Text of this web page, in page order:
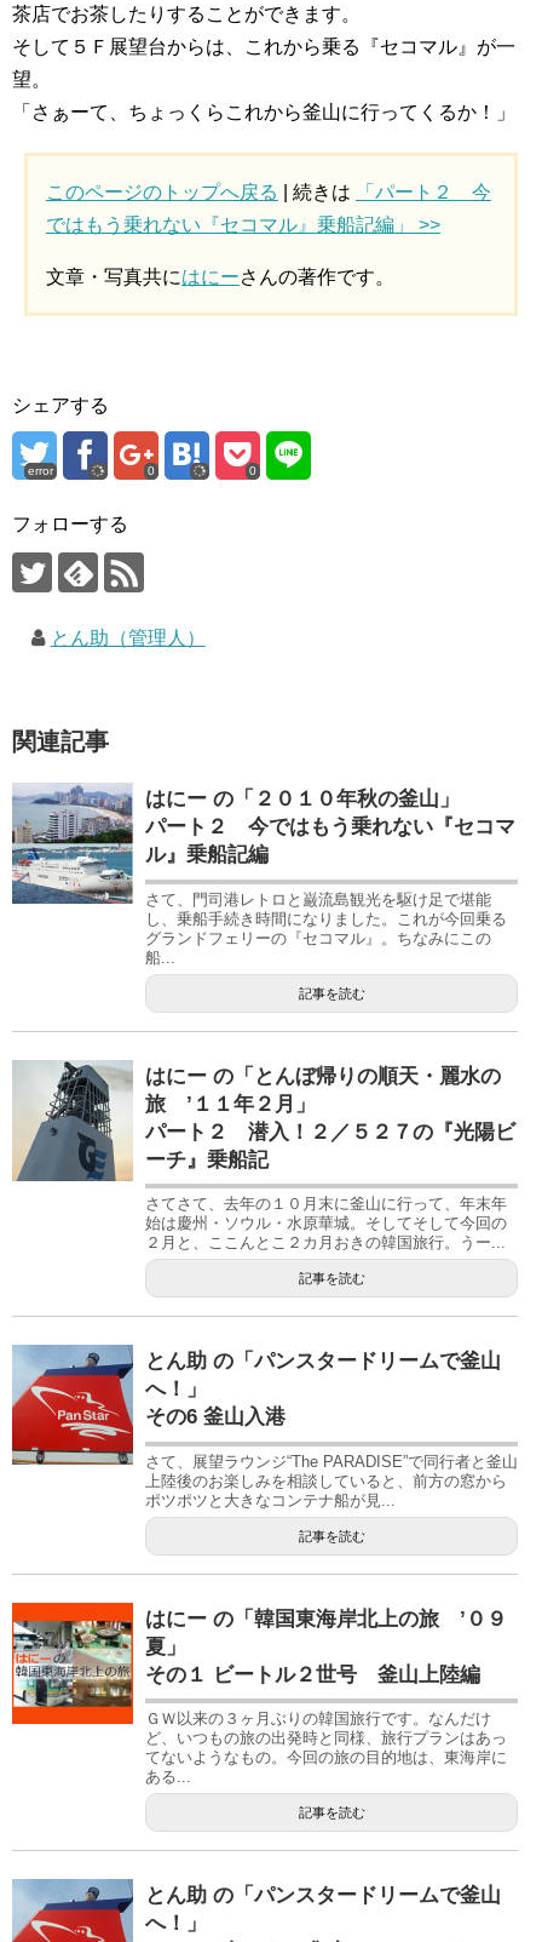
茶店でお茶したりすることができます。
そして５Ｆ展望台からは、これから乗る『セコマル』が一
望。
「さぁーて、ちょっくらこれから釜山に行ってくるか！」
このページのトップへ戻る | 続きは
「パート２ 今
ではもう乗れない『セコマル』乗船記編」 >>
文章・写真共にはにーさんの著作です。
シェアする
error 0 0
フォローする
とん助（管理人）
関連記事
はにー の「２０１０年秋の釜山」
パート２ 今ではもう乗れない『セコマ
ル』乗船記編
さて、門司港レトロと巌流島観光を駆け足で堪能
し、乗船手続き時間になりました。これが今回乗る
グランドフェリーの『セコマル』。ちなみにこの
船...
記事を読む
はにー の「とんぼ帰りの順天・麗水の
旅 ’１１年２月」
パート２ 潜入！２／５２７の『光陽ビ
ーチ』乗船記
さてさて、去年の１０月末に釜山に行って、年末年
始は慶州・ソウル・水原華城。そしてそして今回の
２月と、ここんとこ２カ月おきの韓国旅行。うー...
記事を読む
とん助 の「パンスタードリームで釜山
へ！」
その6 釜山入港
さて、展望ラウンジ“The PARADISE”で同行者と釜山
上陸後のお楽しみを相談していると、前方の窓から
ポツポツと大きなコンテナ船が見...
記事を読む
はにー の「韓国東海岸北上の旅 ’０９
夏」
その１ ビートル２世号 釜山上陸編
ＧＷ以来の３ヶ月ぶりの韓国旅行です。なんだけ
ど、いつもの旅の出発時と同様、旅行プランはあっ
てないようなもの。今回の旅の目的地は、東海岸に
ある...
記事を読む
とん助 の「パンスタードリームで釜山
へ！」